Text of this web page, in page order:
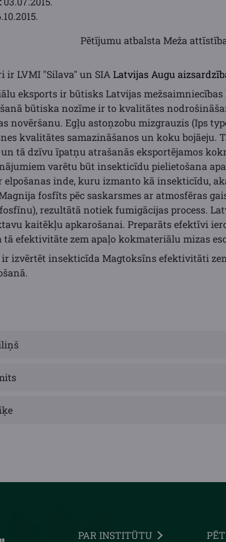
Pētījumu atbalsta Meža
ir LVMI "Silava" un SIA Latvijas Augu
eksports ir būtisks Latvijas
būtiska nozīme ir to kvalitātes
novēršanu. Egļu astoņzobu mizgrauzis (Ips
kvalitātes samazināšanos un koku bojāeju.
tā dzīvu īpatņu atrašanās eksportējamos
varētu būt insekticīdu pielietošana
elpošanas inde, kuru izmanto kā insekticīdu,
fosfīts pēc saskarsmes ar atmosfēras
rezultātā notiek fumigācijas process.
kaitēkļu apkarošanai. Preparāts efektīvi
efektivitāte zem apaļo kokmateriālu mizas
ir izvērtēt insekticīda Magtoksīns efektivitāti
PAR INSTITŪTU